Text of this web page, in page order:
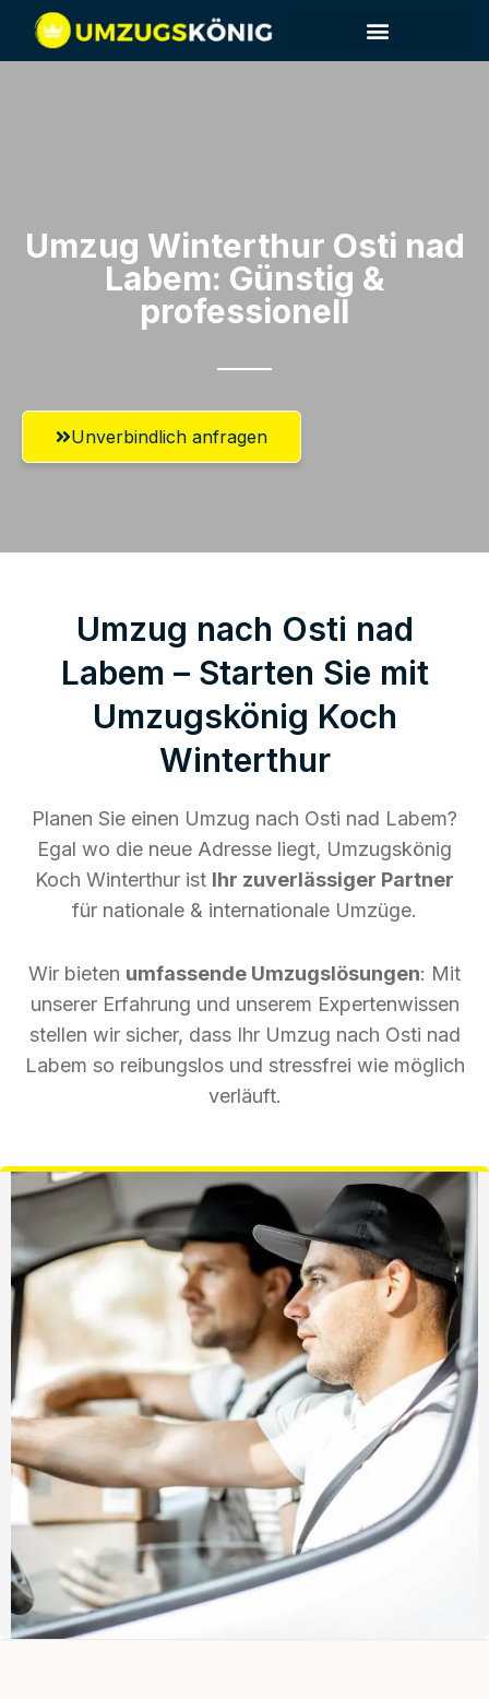
Umzug Winterthur​ Osti nad
Labem: Günstig &
professionell​
Unverbindlich anfragen
Umzug nach Osti nad
Labem – Starten Sie mit
Umzugskönig Koch
Winterthur
Planen Sie einen Umzug nach Osti nad Labem?
Egal wo die neue Adresse liegt, Umzugskönig
Koch Winterthur ist Ihr zuverlässiger Partner
für nationale & internationale Umzüge.
Wir bieten umfassende Umzugslösungen: Mit
unserer Erfahrung und unserem Expertenwissen
stellen wir sicher, dass Ihr Umzug nach Osti nad
Labem so reibungslos und stressfrei wie möglich
verläuft.